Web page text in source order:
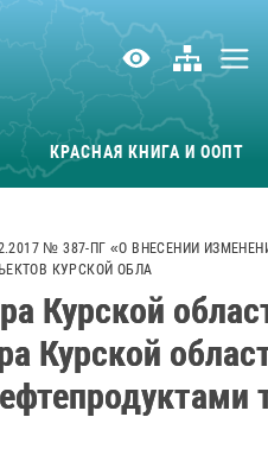
КРАСНАЯ КНИГА И ООПТ
№ 387-ПГ «О ВНЕСЕНИИ
КУРСКОЙ ОБЛА
Курской
Курской